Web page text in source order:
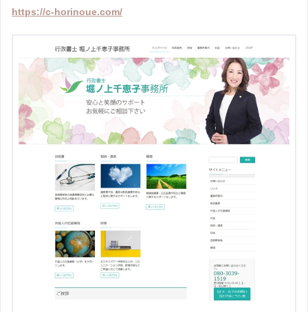
https://c-horinoue.com/